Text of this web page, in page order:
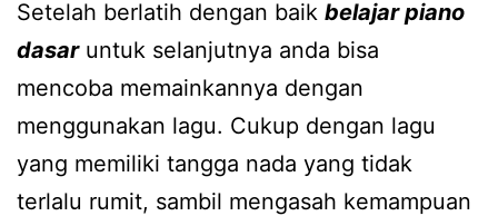
Setelah berlatih dengan baik belajar piano
dasaruntuk selanjutnya anda bisa
mencoba memainkannya dengan
menggunakan lagu. Cukup dengan lagu
yang memiliki tangga nada yang tidak
terlalu rumit, sambil mengasah kemampuan